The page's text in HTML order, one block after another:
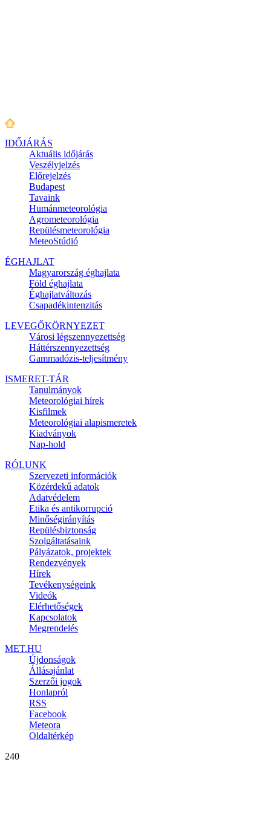
IDŐJÁRÁS
Aktuális időjárás
Veszélyjelzés
Előrejelzés
Budapest
Tavaink
Humánmeteorológia
Agrometeorológia
Repülésmeteorológia
MeteoStúdió
ÉGHAJLAT
Magyarország éghajlata
Föld éghajlata
Éghajlatváltozás
Csapadékintenzitás
LEVEGŐKÖRNYEZET
Városi légszennyezettség
Háttérszennyezettség
Gammadózis-teljesítmény
ISMERET-TÁR
Tanulmányok
Meteorológiai hírek
Kisfilmek
Meteorológiai alapismeretek
Kiadványok
Nap-hold
RÓLUNK
Szervezeti információk
Közérdekű adatok
Adatvédelem
Etika és antikorrupció
Minőségirányítás
Repülésbiztonság
Szolgáltatásaink
Pályázatok, projektek
Rendezvények
Hírek
Tevékenységeink
Videók
Elérhetőségek
Kapcsolatok
Megrendelés
MET.HU
Újdonságok
Állásajánlat
Szerzői jogok
Honlapról
RSS
Facebook
Meteora
Oldaltérkép
240